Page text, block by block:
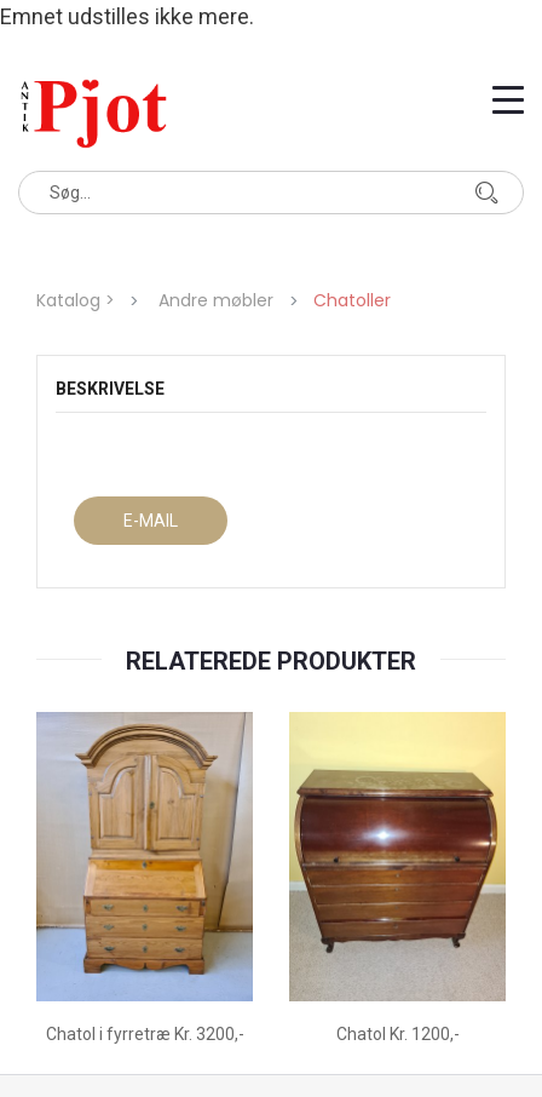
Emnet udstilles ikke mere.
Katalog > Andre møbler Chatoller
BESKRIVELSE
E-MAIL
RELATEREDE PRODUKTER
Chatol i fyrretræ Kr. 3200,- Chatol Kr. 1200,-